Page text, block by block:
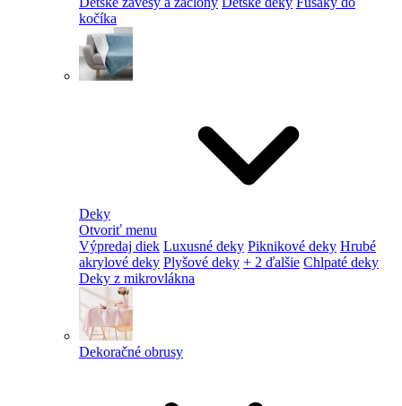
kočíka
Deky
Otvoriť menu
Výpredaj diek Luxusné deky Piknikové deky Hrubé
akrylové deky Plyšové deky + 2 ďalšie Chlpaté deky
Deky z mikrovlákna
Dekoračné obrusy